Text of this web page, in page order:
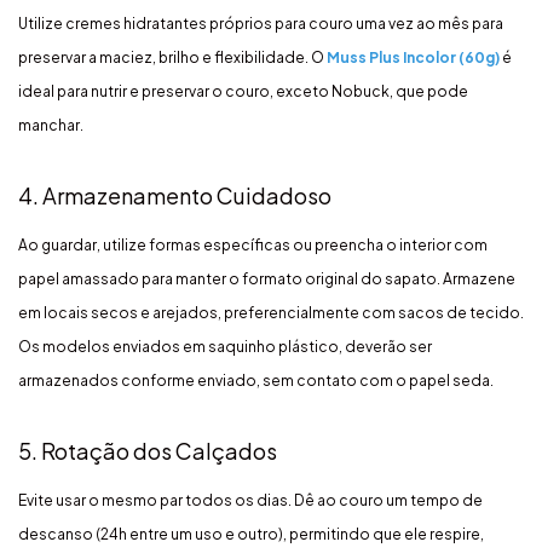
Utilize cremes hidratantes próprios para couro uma vez ao mês para
preservar a maciez, brilho e flexibilidade. O Muss Plus Incolor (60g) é
ideal para nutrir e preservar o couro, exceto Nobuck, que pode
manchar.
4. Armazenamento Cuidadoso
Ao guardar, utilize formas específicas ou preencha o interior com
papel amassado para manter o formato original do sapato. Armazene
em locais secos e arejados, preferencialmente com sacos de tecido.
Os modelos enviados em saquinho plástico, deverão ser
armazenados conforme enviado, sem contato com o papel seda.
5. Rotação dos Calçados
Evite usar o mesmo par todos os dias. Dê ao couro um tempo de
descanso (24h entre um uso e outro), permitindo que ele respire,